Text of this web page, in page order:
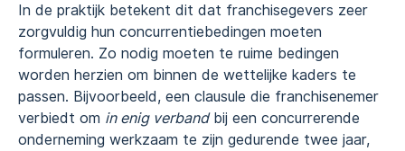
In de praktijk betekent dit dat franchisegevers zeer
zorgvuldig hun concurrentiebedingen moeten
formuleren. Zo nodig moeten te ruime bedingen
worden herzien om binnen de wettelijke kaders te
passen. Bijvoorbeeld, een clausule die franchisenemer
verbiedt om in enig verbandbij een concurrerende
onderneming werkzaam te zijn gedurende twee jaar,